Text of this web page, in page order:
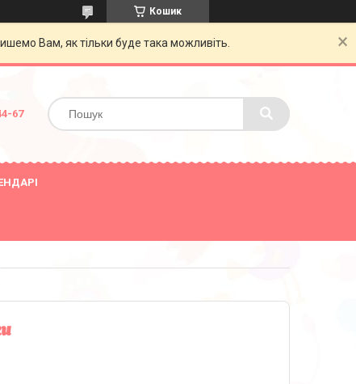
Кошик
Вам, як тільки буде така можливіть.
67